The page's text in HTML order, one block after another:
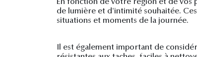
En fonction de votre région et de vos
de lumière et d'intimité souhaitée.
situations et moments de la journée.
Il est également important de